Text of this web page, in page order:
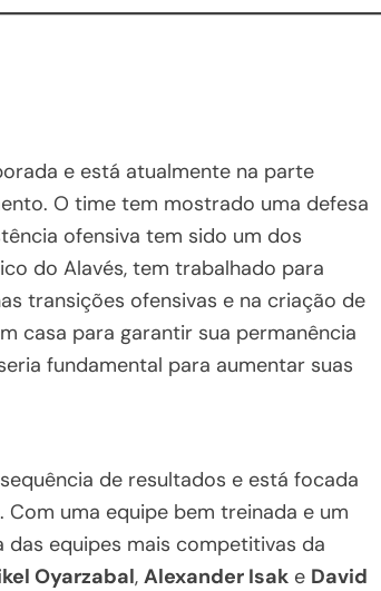
e está atualmente na parte
O time tem mostrado uma defesa
ofensiva tem sido um dos
do Alavés, tem trabalhado para
transições ofensivas e na criação de
casa para garantir sua permanência
fundamental para aumentar suas
de resultados e está focada
uma equipe bem treinada e um
das equipes mais competitivas da
Oyarzabal, Alexander Isak e David